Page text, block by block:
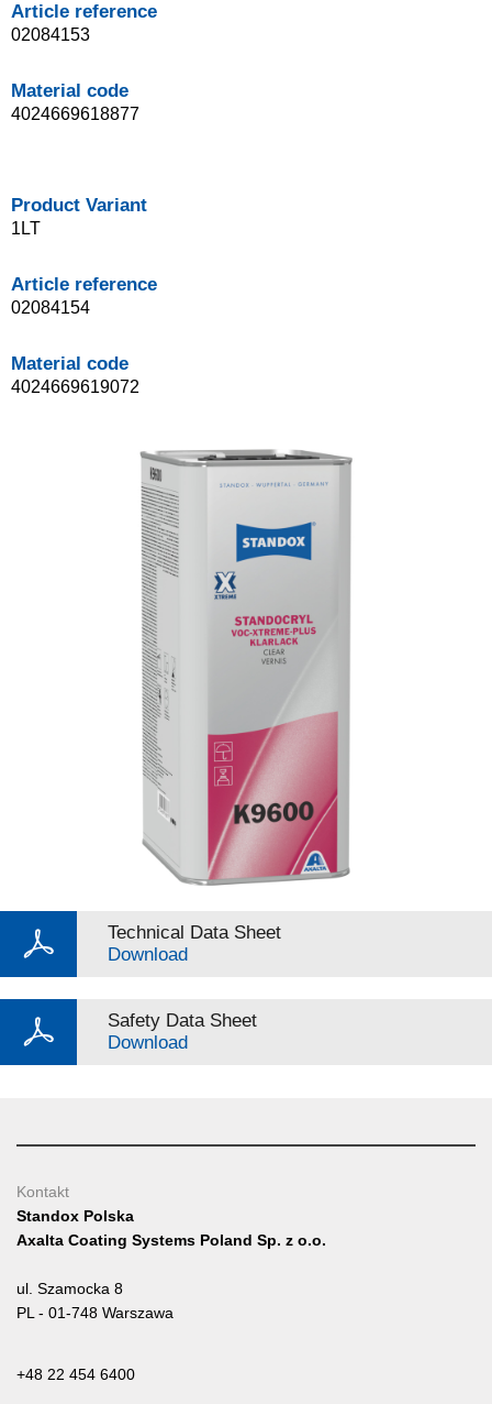
Article reference
02084153
Material code
4024669618877
Product Variant
1LT
Article reference
02084154
Material code
4024669619072
Technical Data Sheet
Download
Safety Data Sheet
Download
Kontakt
Standox Polska
Axalta Coating Systems Poland Sp. z o.o.
ul. Szamocka 8
PL - 01-748 Warszawa
+48 22 454 6400